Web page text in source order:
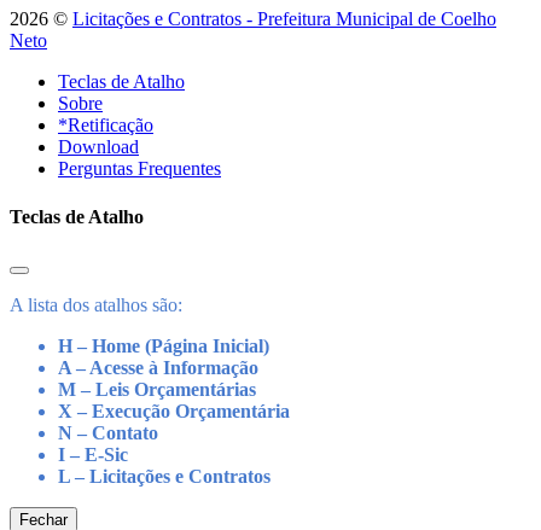
2026 © Licitações e Contratos - Prefeitura Municipal de Coelho
Neto
Teclas de Atalho
Sobre
*Retificação
Download
Perguntas Frequentes
Teclas de Atalho
A lista dos atalhos são:
H – Home (Página Inicial)
A – Acesse à Informação
M – Leis Orçamentárias
X – Execução Orçamentária
N – Contato
I – E-Sic
L – Licitações e Contratos
Fechar